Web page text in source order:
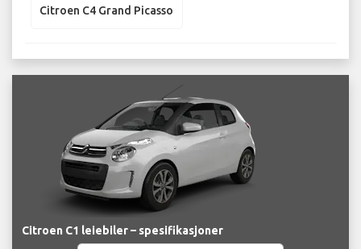
Citroen C4 Grand Picasso
Citroen C1 leiebiler – spesifikasjoner